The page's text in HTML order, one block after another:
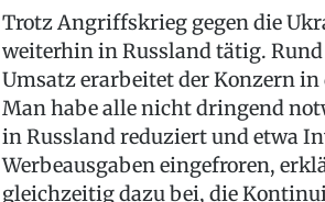
Trotz Angriffskrieg gegen die
weiterhin in Russland tätig.
Umsatz erarbeitet der Konzern
Man habe alle nicht dringend
in Russland reduziert und etwa
Werbeausgaben eingefroren,
gleichzeitig dazu bei, die